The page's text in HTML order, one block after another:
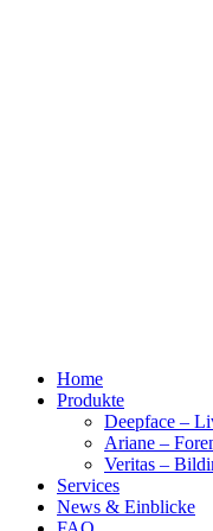
Home
Produkte
Deepface –
Ariane –
Veritas –
Services
News & Einblicke